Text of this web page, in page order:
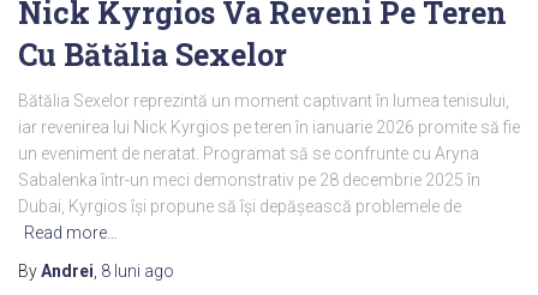
Nick Kyrgios Va Reveni Pe Teren
Cu Bătălia Sexelor
Bătălia Sexelor reprezintă un moment captivant în lumea tenisului,
iar revenirea lui Nick Kyrgios pe teren în ianuarie 2026 promite să fie
un eveniment de neratat. Programat să se confrunte cu Aryna
Sabalenka într-un meci demonstrativ pe 28 decembrie 2025 în
Dubai, Kyrgios își propune să își depășească problemele de
Read more…
ByAndrei 8 luni ago